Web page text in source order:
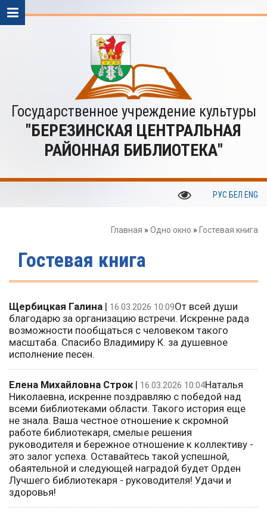
Государственное учреждение культуры
"БЕРЕЗИНСКАЯ ЦЕНТРАЛЬНАЯ
РАЙОННАЯ БИБЛИОТЕКА"
РУС БЕЛ ENG
Главная » Одно окно » Гостевая книга
Гостевая книга
Щербицкая Галина | 16.03.2026 10:09От всей души
благодарю за организацию встречи. Искренне рада
возможности пообщаться с человеком такого
масштаба. Спасибо Владимиру К. за душевное
исполнение песен.
Елена Михайловна Строк| 16.03.2026 10:04Наталья
Николаевна, искренне поздравляю с победой над
всеми библиотеками области. Такого история еще
не знала. Ваша честное отношение к скромной
работе библиотекаря, смелые решения
руководителя и бережное отношение к коллективу -
это залог успеха. Оставайтесь такой успешной,
обаятельной и следующей наградой будет Орден
Лучшего библиотекаря - руководителя! Удачи и
здоровья!